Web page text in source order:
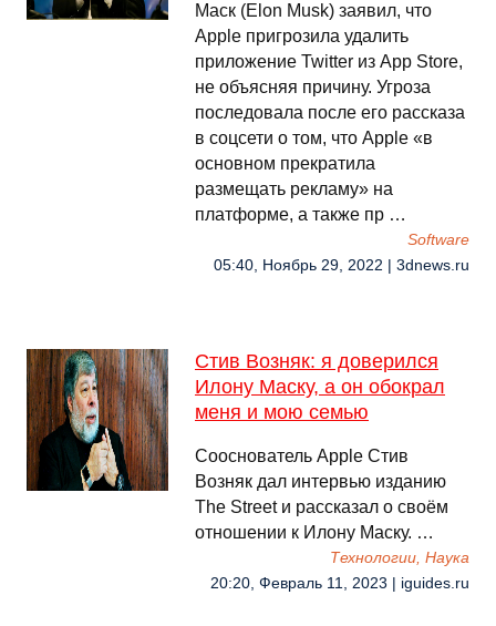
Маск (Elon Musk) заявил, что
Apple пригрозила удалить
приложение Twitter из App Store,
не объясняя причину. Угроза
последовала после его рассказа
в соцсети о том, что Apple «в
основном прекратила
размещать рекламу» на
платформе, а также пр …
Software
05:40, Ноябрь 29, 2022 | 3dnews.ru
Стив Возняк: я доверился
Илону Маску, а он обокрал
меня и мою семью
Сооснователь Apple Стив
Возняк дал интервью изданию
The Street и рассказал о своём
отношении к Илону Маску. …
Технологии, Наука
20:20, Февраль 11, 2023 | iguides.ru